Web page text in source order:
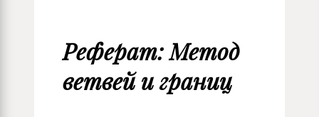
Реферат: Метод
ветвей и границ